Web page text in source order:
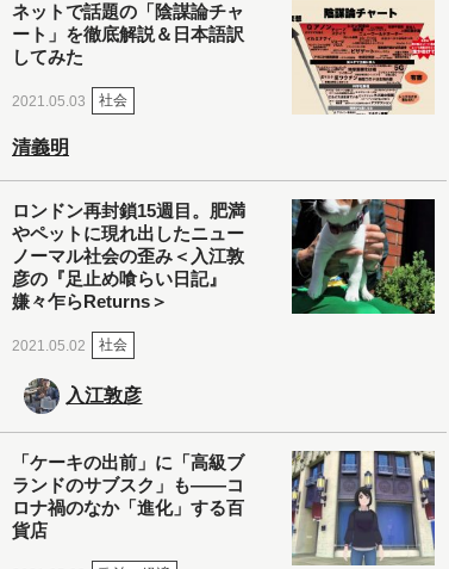
ネットで話題の「陰謀論チャ
ート」を徹底解説＆日本語訳
してみた
2021.05.03 社会
清義明
ロンドン再封鎖15週目。肥満
やペットに現れ出したニュー
ノーマル社会の歪み＜入江敦
彦の『足止め喰らい日記』
嫌々乍らReturns＞
2021.05.02 社会
入江敦彦
「ケーキの出前」に「高級ブ
ランドのサブスク」も――コ
ロナ禍のなか「進化」する百
貨店